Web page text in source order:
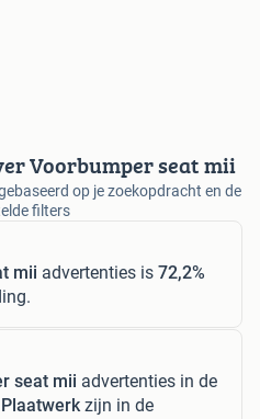
Voorbumper seat mii
op je zoekopdracht en de
filters
mii advertenties is 72,2%
seat mii advertenties in de
zijn in de